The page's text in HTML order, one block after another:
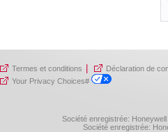
Termes et conditions Déclaration de
Your Privacy Choices#
Société enregistrée:
Société enregistrée: